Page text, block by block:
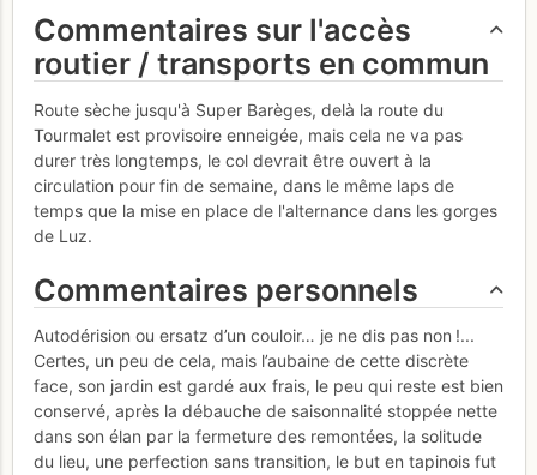
Commentaires sur l'accès
routier / transports en commun
Route sèche jusqu'à Super Barèges, delà la route du
Tourmalet est provisoire enneigée, mais cela ne va pas
durer très longtemps, le col devrait être ouvert à la
circulation pour fin de semaine, dans le même laps de
temps que la mise en place de l'alternance dans les gorges
de Luz.
Commentaires personnels
Autodérision ou ersatz d’un couloir… je ne dis pas non !...
Certes, un peu de cela, mais l’aubaine de cette discrète
face, son jardin est gardé aux frais, le peu qui reste est bien
conservé, après la débauche de saisonnalité stoppée nette
dans son élan par la fermeture des remontées, la solitude
du lieu, une perfection sans transition, le but en tapinois fut